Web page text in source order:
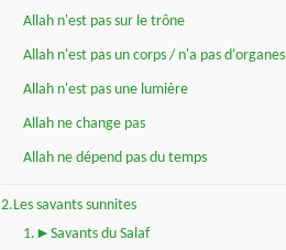
Allah n'est pas sur le trône
Allah n'est pas un corps / n'a pas d'organes
Allah n'est pas une lumière
Allah ne change pas
Allah ne dépend pas du temps
2.Les savants sunnites
1.►Savants du Salaf